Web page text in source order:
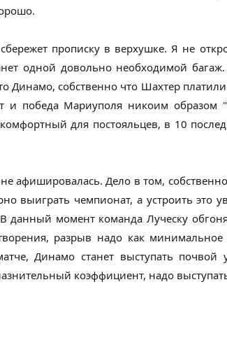
прописку в верхушке. Я не
одной довольно необходимой
Динамо, собственно что Шахтер
победа Мариуполя никоим образом
для постояльцев, в 10
афишировалась. Дело в том,
выиграть чемпионат, а устроить это
момент команда Луческу
разрыв надо как минимальное
Динамо станет выступать
коэффициент, надо